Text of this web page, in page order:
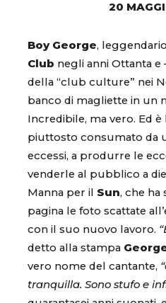
20
Boy George,
Club negli anni Ottanta e
della “club culture” nei
banco di magliette in un
Incredibile, ma vero. Ed
piuttosto consumato da
eccessi, a produrre le
venderle al pubblico a
Manna per il Sun, che
pagina le foto scattate
con il suo nuovo lavoro.
detto alla stampa
vero nome del cantante,
tranquilla. Sono stufo e